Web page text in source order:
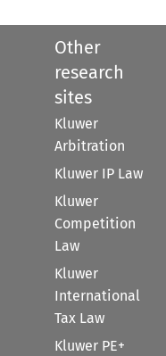
Other
research
sites
Kluwer
Arbitration
Kluwer IP Law
Kluwer
Competition
Law
Kluwer
International
Tax Law
Kluwer PE+